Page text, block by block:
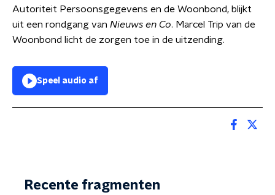
Autoriteit Persoonsgegevens en de Woonbond, blijkt
uit een rondgang van Nieuws en Co. Marcel Trip van de
Woonbond licht de zorgen toe in de uitzending.
Speel audio af
Recente fragmenten